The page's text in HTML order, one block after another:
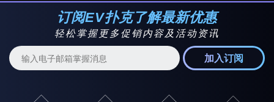
1月12日 21:40 APL 系列: ¥1,100 奥马哈经典赛 ¥1,100 ¥30,000
21:40 APL 系列: ¥110 奥马哈经典赛 ¥110
22:00 APL 系列: ¥11,000 周日豪客主赛 ¥11,000
1月12日 22:00 APL 系列: ¥550 周日深筹赛 ¥550 ¥500,000
1月12日 22:00 APL 系列: ¥22 十二生肖公鸡赏金赛 ¥22 ¥60,000
订阅EV扑克了解最新优惠
轻松掌握更多促销内容及活动资讯
加入订阅